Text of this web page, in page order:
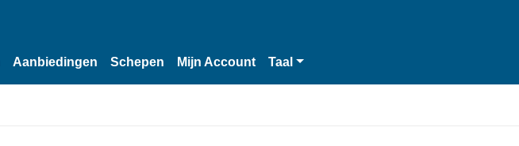
Aanbiedingen Schepen Mijn Account Taal